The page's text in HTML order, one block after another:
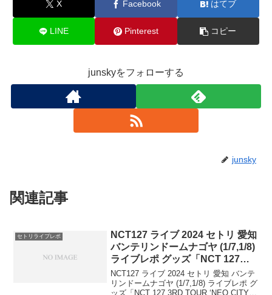
X Facebook はてブ
LINE Pinterest コピー
junskyをフォローする
junsky
関連記事
セトリライブレポ
NCT127 ライブ 2024 セトリ 愛知
バンテリンドームナゴヤ (1/7,1/8)
ライブレポ グッズ「NCT 127
3RD TOUR ‘NEO CITY : JAPAN
– THE UNITY’」
NCT127 ライブ 2024 セトリ 愛知 バンテ
リンドームナゴヤ (1/7,1/8) ライブレポ グ
ッズ「NCT 127 3RD TOUR ‘NEO CITY :